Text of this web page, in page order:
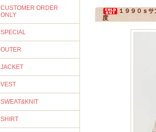
CUSTOMER ORDER
ONLY
SPECIAL
OUTER
JACKET
VEST
SWEAT&KNIT
SHIRT
１９９０ｓ
度